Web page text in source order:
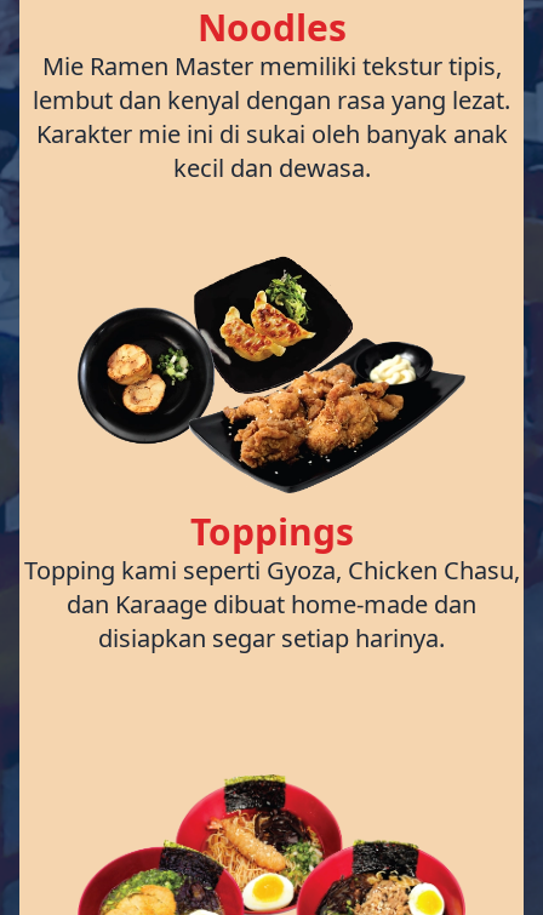
Noodles
Mie Ramen Master memiliki tekstur tipis,
lembut dan kenyal dengan rasa yang lezat.
Karakter mie ini di sukai oleh banyak anak
kecil dan dewasa.
Toppings
Topping kami seperti Gyoza, Chicken Chasu,
dan Karaage dibuat home-made dan
disiapkan segar setiap harinya.